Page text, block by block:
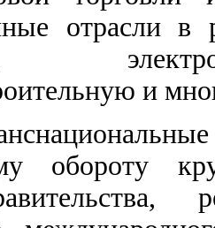
отрасли
и
обороту